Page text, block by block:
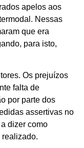
apelos aos
Nessas
que era
para isto,
Os prejuízos
falta de
por parte dos
assertivas no
dizer como
realizado.